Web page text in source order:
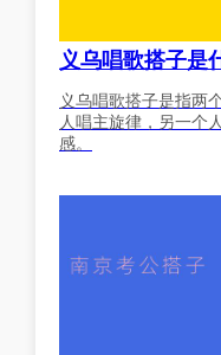
义乌唱歌搭子是
义乌唱歌搭子是指两
人唱主旋律，另一个
感。